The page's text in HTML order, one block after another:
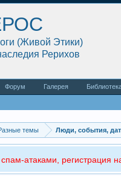
темы Люди, события,
спам-атаками, регистрация
(Живой Этики)
Рерихов
Форум Галерея